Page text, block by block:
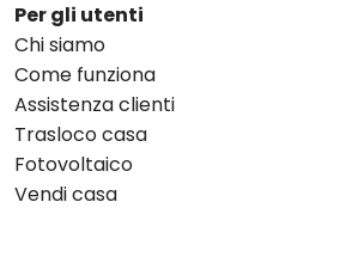
Per gli utenti
Chi siamo
Come funziona
Assistenza clienti
Trasloco casa
Fotovoltaico
Vendi casa